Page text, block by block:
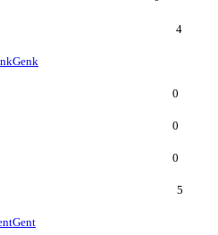
4
Genk
0
0
0
5
Gent